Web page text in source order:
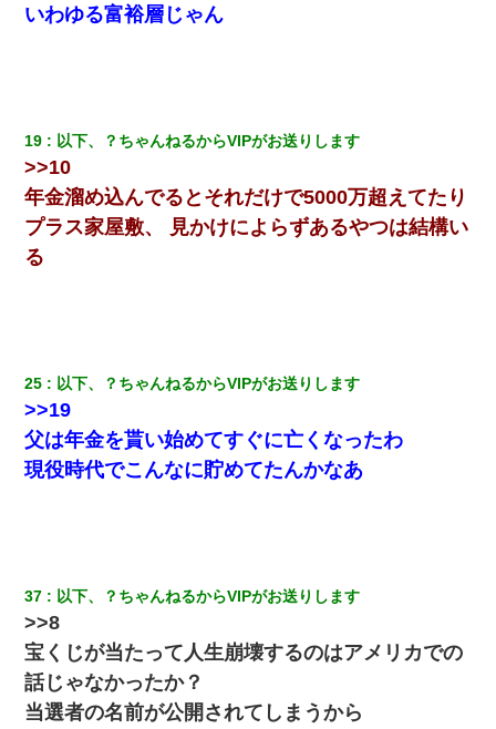
いわゆる富裕層じゃん
19 以下、？ちゃんねるからVIPがお送りします
>>10
年金溜め込んでるとそれだけで5000万超えてたり
プラス家屋敷、 見かけによらずあるやつは結構い
る
25 以下、？ちゃんねるからVIPがお送りします
>>19
父は年金を貰い始めてすぐに亡くなったわ
現役時代でこんなに貯めてたんかなあ
37 以下、？ちゃんねるからVIPがお送りします
>>8
宝くじが当たって人生崩壊するのはアメリカでの
話じゃなかったか？
当選者の名前が公開されてしまうから